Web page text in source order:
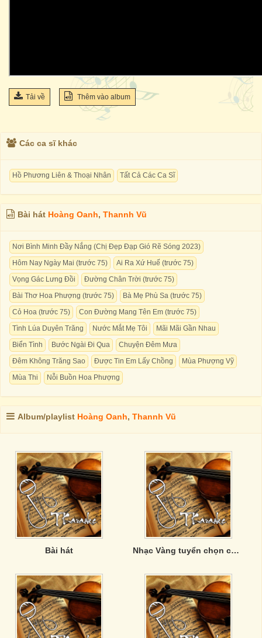
Tải về Thêm vào album
Các ca sĩ khác
Hồ Phương Liên & Thoại Nhân Tất Cả Các Ca Sĩ
Bài hát Hoàng Oanh, Thannh Vũ
Nơi Bình Minh Đầy Nắng (Chị Đẹp Đạp Gió Rẽ Sóng 2023)
Hôm Nay Ngày Mai (trước 75)
Ai Ra Xứ Huế (trước 75)
Vọng Gác Lưng Đồi
Đường Chân Trời (trước 75)
Bài Thơ Hoa Phượng (trước 75)
Bà Mẹ Phù Sa (trước 75)
Cỏ Hoa (trước 75)
Con Đường Mang Tên Em (trước 75)
Tình Lúa Duyên Trăng
Nước Mắt Mẹ Tôi
Mãi Mãi Gần Nhau
Biển Tình
Bước Ngài Đi Qua
Chuyện Đêm Mưa
Đêm Không Trăng Sao
Được Tin Em Lấy Chồng
Mùa Phượng Vỹ
Mùa Thi
Nỗi Buồn Hoa Phượng
Album/playlist Hoàng Oanh, Thannh Vũ
Bài hát Nhạc Vàng tuyển chọn của Phương Anh